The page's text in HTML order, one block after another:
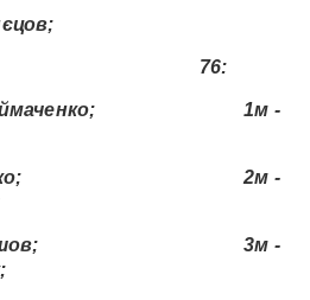
76:
Приймаченко; 1м -
Дьяченко; 2м -
Тесшов; 3м -